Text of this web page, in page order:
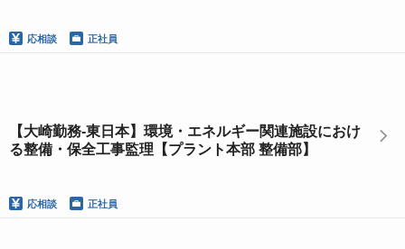
応相談 正社員
【大崎勤務-東日本】環境・エネルギー関連施設におけ
る整備・保全工事監理【プラント本部 整備部】
応相談 正社員